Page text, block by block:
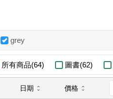
grey
所有商品(64) 圖書(62)
日期 價格